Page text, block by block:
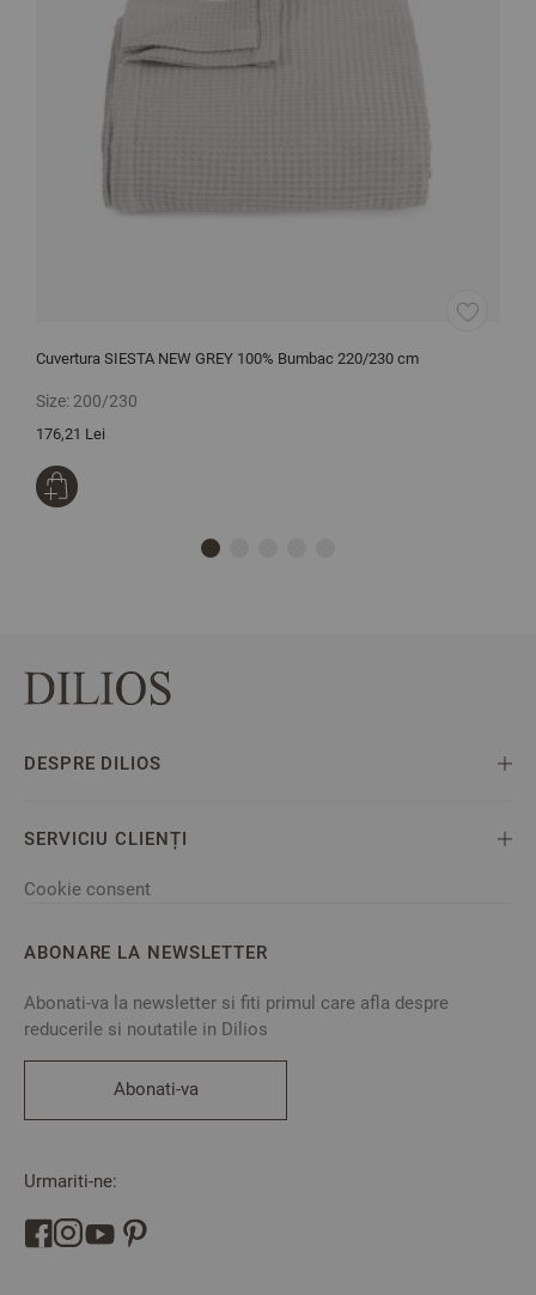
Cuvertura SIESTA NEW GREY 100% Bumbac 220/230 cm
Size: 200/230
176,21 Lei
DESPRE DILIOS
SERVICIU CLIENȚI
Cookie consent
ABONARE LA NEWSLETTER
Abonati-va la newsletter si fiti primul care afla despre
reducerile si noutatile in Dilios
Abonati-va
Urmariti-ne: